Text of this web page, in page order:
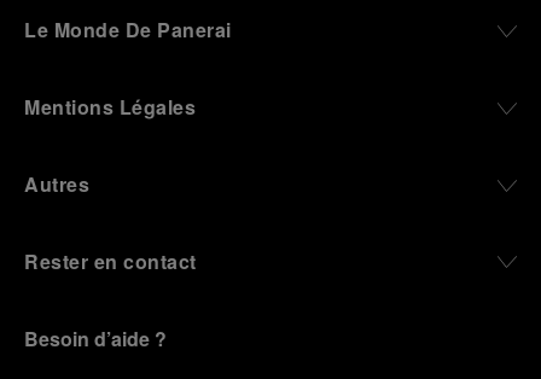
Le Monde De Panerai
Mentions Légales
Autres
Rester en contact
Besoin d’aide ?